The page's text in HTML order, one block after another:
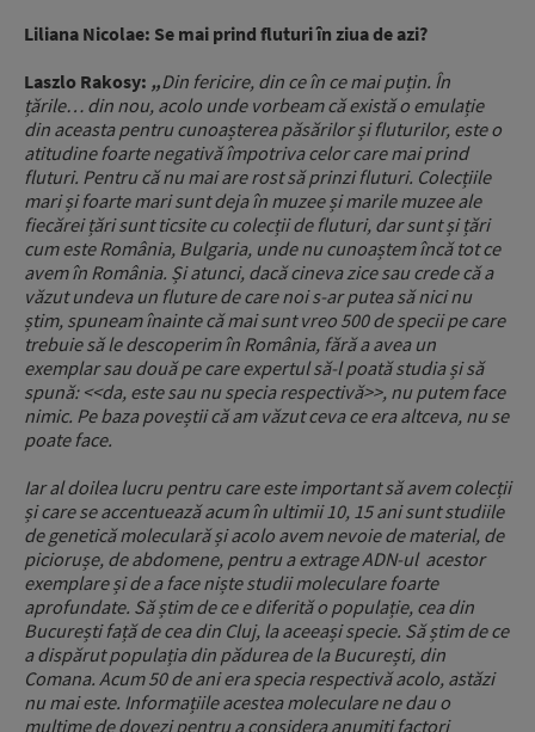
Liliana Nicolae: Se mai prind fluturi în ziua de azi?
Laszlo Rakosy: „Din fericire, din ce în ce mai puțin. În
țările… din nou, acolo unde vorbeam că există o emulație
din aceasta pentru cunoașterea păsărilor și fluturilor, este o
atitudine foarte negativă împotriva celor care mai prind
fluturi. Pentru că nu mai are rost să prinzi fluturi. Colecțiile
mari și foarte mari sunt deja în muzee și marile muzee ale
fiecărei țări sunt ticsite cu colecții de fluturi, dar sunt și țări
cum este România, Bulgaria, unde nu cunoaștem încă tot ce
avem în România. Și atunci, dacă cineva zice sau crede că a
văzut undeva un fluture de care noi s-ar putea să nici nu
știm, spuneam înainte că mai sunt vreo 500 de specii pe care
trebuie să le descoperim în România, fără a avea un
exemplar sau două pe care expertul să-l poată studia și să
spună: <<da, este sau nu specia respectivă>>, nu putem face
nimic. Pe baza poveștii că am văzut ceva ce era altceva, nu se
poate face.
Iar al doilea lucru pentru care este important să avem colecții
și care se accentuează acum în ultimii 10, 15 ani sunt studiile
de genetică moleculară și acolo avem nevoie de material, de
piciorușe, de abdomene, pentru a extrage ADN-ul acestor
exemplare și de a face niște studii moleculare foarte
aprofundate. Să știm de ce e diferită o populație, cea din
București față de cea din Cluj, la aceeași specie. Să știm de ce
a dispărut populația din pădurea de la București, din
Comana. Acum 50 de ani era specia respectivă acolo, astăzi
nu mai este. Informațiile acestea moleculare ne dau o
mulțime de dovezi pentru a considera anumiți factori